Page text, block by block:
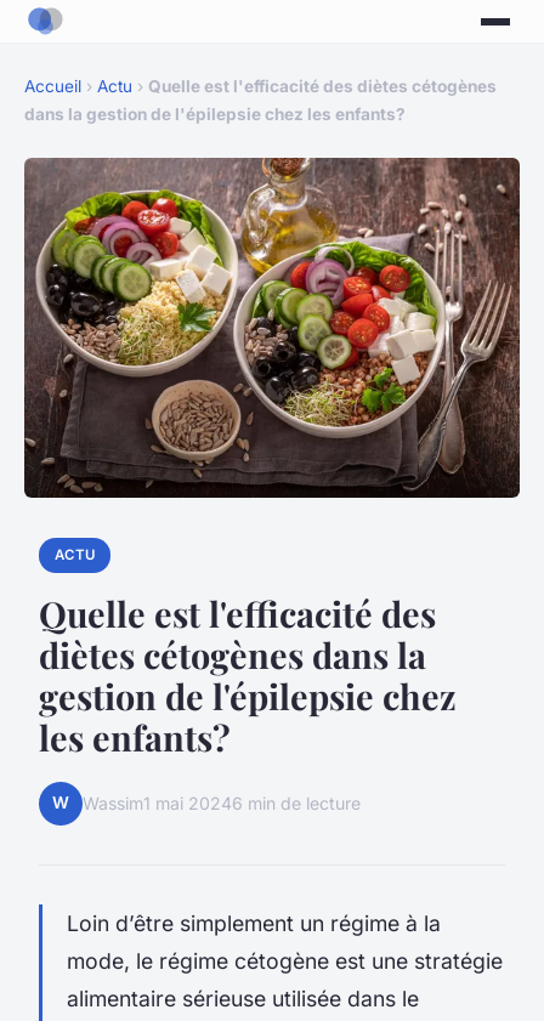
Accueil › Actu › Quelle est l'efficacité des diètes cétogènes
dans la gestion de l'épilepsie chez les enfants?
ACTU
Quelle est l'efficacité des
diètes cétogènes dans la
gestion de l'épilepsie chez
les enfants?
W Wassim1 mai 20246 min de lecture
Loin d’être simplement un régime à la
mode, le régime cétogène est une stratégie
alimentaire sérieuse utilisée dans le